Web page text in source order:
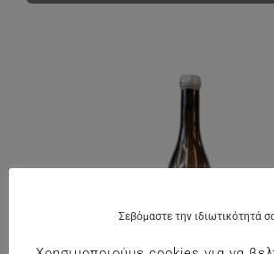
Σεβόμαστε την ιδιωτικότητά